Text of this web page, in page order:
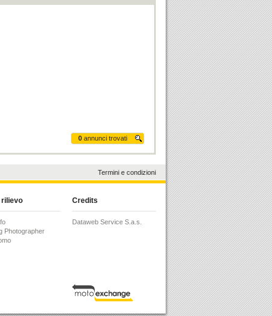
0 annunci trovati
Termini e condizioni
rilievo
Photographer
Credits
Dataweb Service S.a.s.